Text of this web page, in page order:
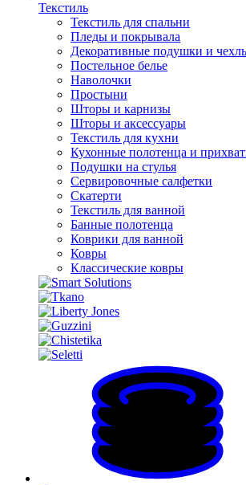
Текстиль
Текстиль для спальни
Пледы и покрывала
Декоративные подушки и
Постельное белье
Наволочки
Простыни
Шторы и карнизы
Шторы и аксессуары
Текстиль для кухни
Кухонные полотенца и
Подушки на стулья
Сервировочные салфетки
Скатерти
Текстиль для ванной
Банные полотенца
Коврики для ванной
Ковры
Классические ковры